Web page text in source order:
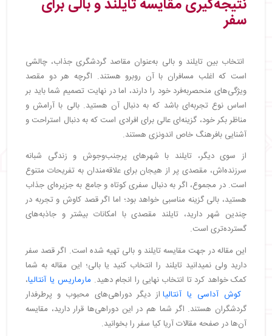
سفر
انتخاب بین تایلند و بالی به‌عنوان مقاصد گردشگری جذاب، چالشی
است که اغلب مسافران با آن روبرو هستند. اگرچه هر دو مقصد
ویژگی‌های منحصربه‌فرد خود را دارند، اما در نهایت تصمیم شما باید بر
اساس نوع تجربه‌ای باشد که به دنبال آن هستید. بالی با آرامش و
مناظر بکر خود، گزینه‌ای عالی برای افرادی است که به دنبال استراحت و
آشنایی بافرهنگ خاص اندونزی هستند.
از سوی دیگر، تایلند با شهرهای پرجنب‌وجوش و زندگی شبانه
سرزنده‌اش، مقصدی پر از هیجان برای علاقه‌مندان به تفریحات متنوع
است. در مجموع، اگر به دنبال سفری کوتاه و جامع به جزیره‌ای جذاب
هستید، بالی گزینه مناسبی خواهد بود؛ اما اگر قصد کاوش و تجربه در
چندین شهر دارید، تایلند مقصدی با امکانات بیشتر و جاذبه‌های
گسترده‌تری است.
این مقاله در جهت مقایسه تایلند و بالی تهیه شده است. اگر قصد سفر
دارید ولی نمیدانید تایلند را انتخاب کنید یا بالی؛ این مقاله به شما
کمک خواهد کرد تا انتخاب نهایی را انجام دهید. مارماریس یا آنتالیا،
کوش آداسی یا آنتالیااز دیگر دوراهی‌های محبوب و پرطرفدار
گردشگران هستند. اگر شما هم در این دوراهی‌ها قرار دارید، مقایسه
آن‌ها در صفحه مقالات آریا کیا سفر را بخوانید.